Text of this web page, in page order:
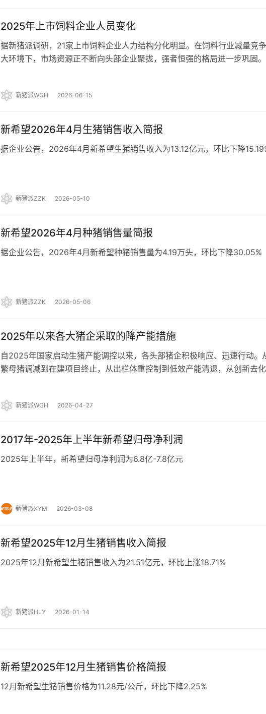
2025年上市饲料企业人员变化
据新猪派调研，21家上市饲料企业人力结构分化明显。在饲料行业减量竞
大环境下，市场资源正不断向头部企业聚拢，强者恒强的格局进一步巩固
新猪派WGH 2026-06-15
新希望2026年4月生猪销售收入简报
据企业公告，2026年4月新希望生猪销售收入为13.12亿元，环比下降
新猪派ZZK 2026-05-10
新希望2026年4月种猪销售量简报
据企业公告，2026年4月新希望种猪销售量为4.19万头，环比下降30.05%
新猪派ZZK 2026-05-06
2025年以来各大猪企采取的降产能措施
自2025年国家启动生猪产能调控以来，各头部猪企积极响应、迅速行动。
繁母猪调减到在建项目终止，从出栏体重控制到低效产能清退，从创新去
新猪派WGH 2026-04-27
2017年-2025年上半年新希望归母净利润
2025年上半年，新希望归母净利润为6.8亿-7.8亿元
新猪派XYM 2026-03-08
新希望2025年12月生猪销售收入简报
2025年12月新希望生猪销售收入为21.51亿元，环比上涨18.71%
新猪派HLY 2026-01-14
新希望2025年12月生猪销售价格简报
12月新希望生猪销售价格为11.28元/公斤，环比下降2.25%